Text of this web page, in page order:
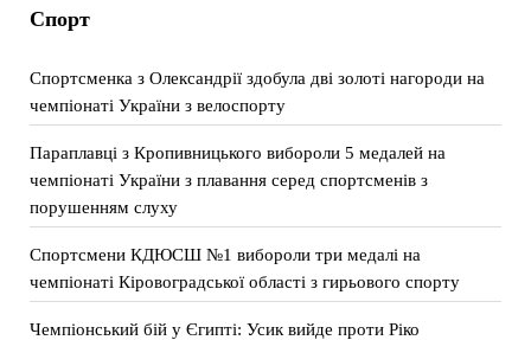
Спорт
Спортсменка з Олександрії здобула дві золоті нагороди на
чемпіонаті України з велоспорту
Параплавці з Кропивницького вибороли 5 медалей на
чемпіонаті України з плавання серед спортсменів з
порушенням слуху
Спортсмени КДЮСШ №1 вибороли три медалі на
чемпіонаті Кіровоградської області з гирьового спорту
Чемпіонський бій у Єгипті: Усик вийде проти Ріко